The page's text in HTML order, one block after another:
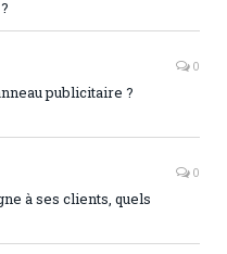
0
publicitaire ?
0
à ses clients, quels